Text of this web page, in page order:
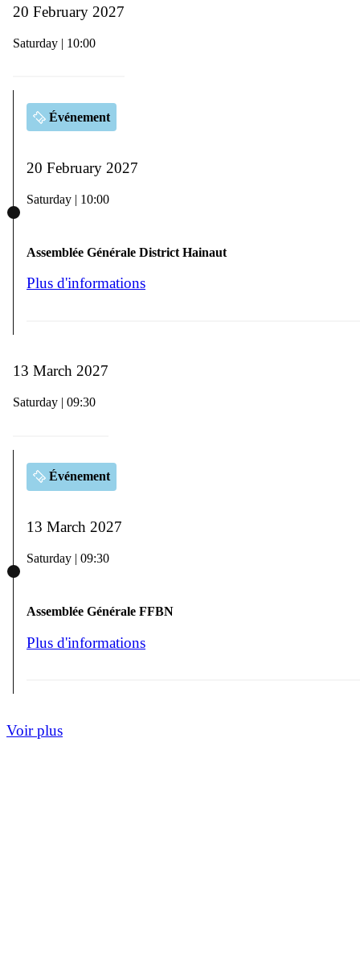
20 February 2027
Saturday | 10:00
Événement
20 February 2027
Saturday | 10:00
Assemblée Générale District Hainaut
Plus d'informations
13 March 2027
Saturday | 09:30
Événement
13 March 2027
Saturday | 09:30
Assemblée Générale FFBN
Plus d'informations
Voir plus